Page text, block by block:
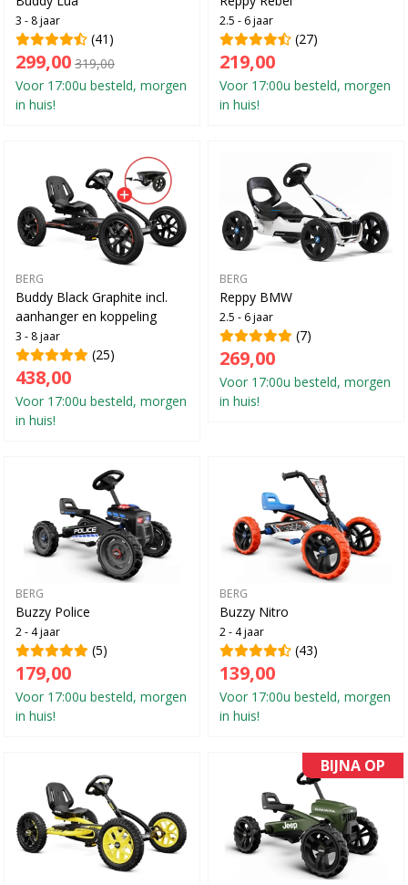
3 - 8 jaar
(41)
299,00 319,00
Voor 17:00u besteld, morgen
in huis!
2.5 - 6 jaar
(27)
219,00
Voor 17:00u besteld, morgen
in huis!
BERG
Buddy Black Graphite incl.
aanhanger en koppeling
3 - 8 jaar
(25)
438,00
Voor 17:00u besteld, morgen
in huis!
BERG
Reppy BMW
2.5 - 6 jaar
(7)
269,00
Voor 17:00u besteld, morgen
in huis!
BERG
Buzzy Police
2 - 4 jaar
(5)
179,00
Voor 17:00u besteld, morgen
in huis!
BERG
Buzzy Nitro
2 - 4 jaar
(43)
139,00
Voor 17:00u besteld, morgen
in huis!
BIJNA OP